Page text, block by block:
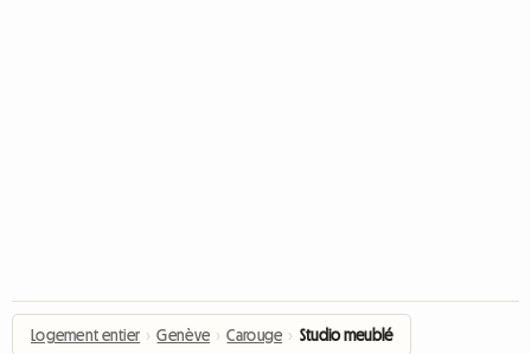
Logement entier › Genève › Carouge › Studio meublé